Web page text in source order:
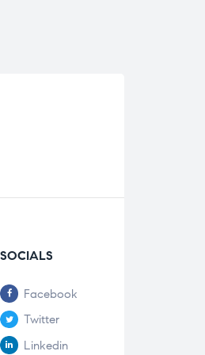
SOCIALS
Facebook
Twitter
Linkedin